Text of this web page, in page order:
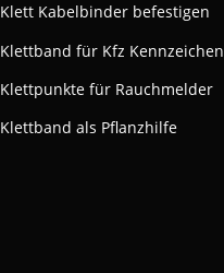
Klett Kabelbinder befestigen
Klettband für Kfz Kennzeichen
Klettpunkte für Rauchmelder
Klettband als Pflanzhilfe